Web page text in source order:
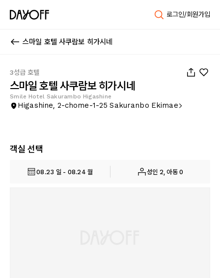
로그인/회원가입
스마일 호텔 사쿠람보 히가시네
3성급 호텔
스마일 호텔 사쿠람보 히가시네
Smile Hotel Sakurambo Higashine
Higashine, 2-chome-1-25 Sakuranbo Ekimae
객실 선택
08.23 일 - 08.24 월 성인 2, 아동 0